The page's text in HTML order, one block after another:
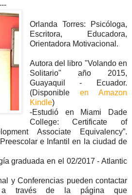
Orlanda Torres: Psicóloga,
Escritora, Educadora,
Orientadora Motivacional.
Autora del libro "Volando en
Solitario" año 2015,
Guayaquil - Ecuador.
(Disponible en Amazon
Kindle)
-Estudió en Miami Dade
College: Certificate of
Associate Equivalency”.
e Infantil en la ciudad de
graduada en el 02/2017 - Atlantic
y Conferencias pueden contactar
a través de la página que